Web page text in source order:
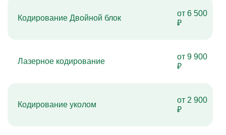
Кодирование Двойной блок
от 6 500
₽
Лазерное кодирование
от 9 900
₽
Кодирование уколом
от 2 900
₽